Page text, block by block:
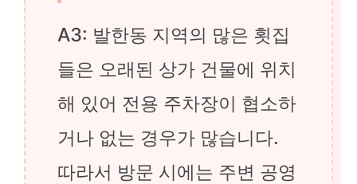
A3: 발한동 지역의 많은 횟집
들은 오래된 상가 건물에 위치
해 있어 전용 주차장이 협소하
거나 없는 경우가 많습니다.
따라서 방문 시에는 주변 공영